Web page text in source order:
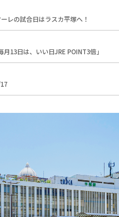
レの試合日はラスカ平塚へ！
13日は、いい日JRE POINT3倍」
17